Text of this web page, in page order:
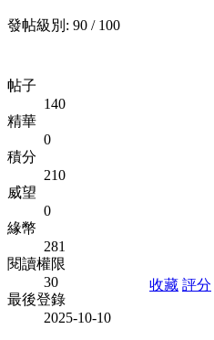
發帖級別: 90 / 100
帖子
140
精華
0
積分
210
威望
0
緣幣
281
閱讀權限
30
最後登錄
2025-10-10
收藏 評分